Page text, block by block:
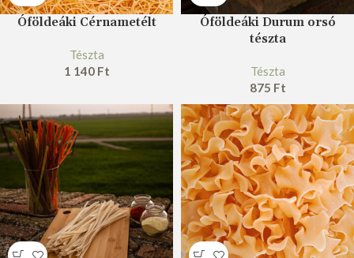
Óföldeáki Cérnametélt
Tészta
1 140 Ft
Óföldeáki Durum orsó
tészta
Tészta
875 Ft